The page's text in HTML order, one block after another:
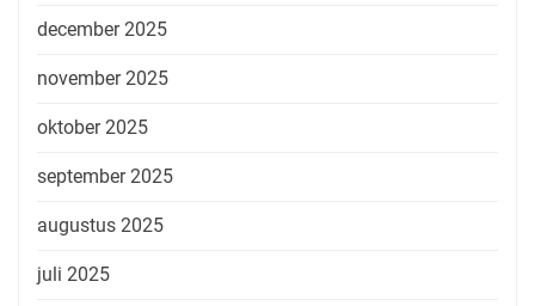
december 2025
november 2025
oktober 2025
september 2025
augustus 2025
juli 2025